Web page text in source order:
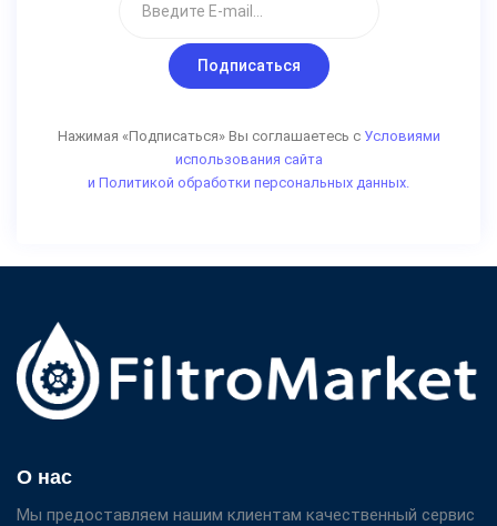
Подписаться
Нажимая «Подписаться» Вы соглашаетесь с Условиями
использования сайта
и Политикой обработки персональных данных.
О нас
Мы предоставляем нашим клиентам качественный сервис